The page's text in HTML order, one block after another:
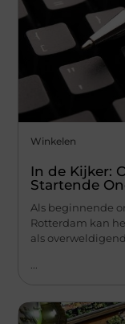
Winkelen
In de Kijker:
Startende
Als beginnende
Rotterdam kan
als